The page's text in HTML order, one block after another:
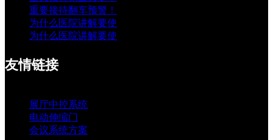
重要接待翻车预警！
为什么医院讲解要使
为什么医院讲解要使
友情链接
展厅中控系统
电动伸缩门
会议系统方案